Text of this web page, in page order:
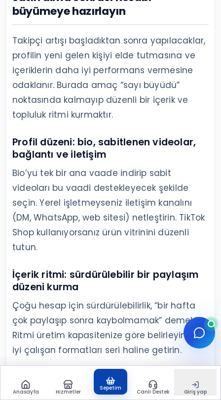
büyümeye hazırlayın
Takipçi artışı başladıktan sonra yapılacaklar,
profilin yeni gelen kişiyi elde tutmasına ve
içeriklerin daha iyi performans vermesine
odaklanır. Burada amaç “sayı büyüdü”
noktasında kalmayıp düzenli bir içerik ve
topluluk ritmi kurmaktır.
Profil düzeni: bio, sabitlenen videolar,
bağlantı ve iletişim
Bio’yu tek bir ana vaade indirip sabit
videoları bu vaadi destekleyecek şekilde
seçin. Yerel işletmeyseniz iletişim kanalını
(DM, WhatsApp, web sitesi) netleştirin. TikTok
Shop kullanıyorsanız ürün vitrinini düzenli
tutun.
İçerik ritmi: sürdürülebilir bir paylaşım
düzeni kurma
Çoğu hesap için sürdürülebilirlik, “bir hafta
çok paylaşıp sonra kaybolmamak” demektir.
Ritmi üretim kapasitenize göre belirleyin ve
iyi çalışan formatları seri haline getirin.
İlk içerik planı: tek mesaj, tek hedef, net
çağrı
Anasayfa Hizmetler
Sepetim
Canlı Destek Giriş yap